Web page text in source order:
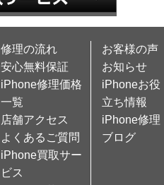
修理の流れ
安心無料保証
iPhone修理価格
一覧
店舗アクセス
よくあるご質問
iPhone買取サー
ビス
お客様の声
お知らせ
iPhoneお役
立ち情報
iPhone修理
ブログ